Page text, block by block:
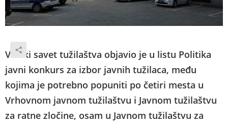
Visoki savet tužilaštva objavio je u listu Politika
javni konkurs za izbor javnih tužilaca, među
kojima je potrebno popuniti po četiri mesta u
Vrhovnom javnom tužilaštvu i Javnom tužilaštvu
za ratne zločine, osam u Javnom tužilaštvu za